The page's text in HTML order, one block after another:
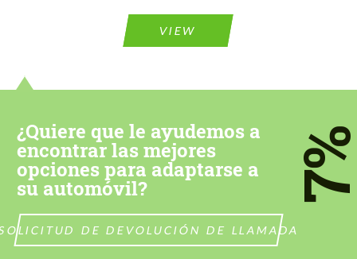
VIEW
¿Quiere que le ayudemos a
encontrar las mejores
opciones para adaptarse a
su automóvil?
DE DEVOLUCIÓN DE LLAMADA
CONTACTA CONMIGO
CONTACTA CONMIGO